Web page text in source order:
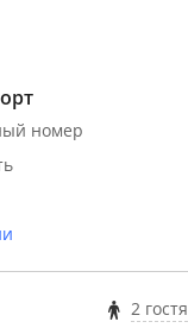
номер
2 гостя